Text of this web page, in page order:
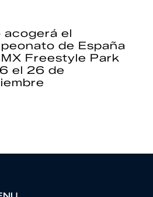
acogerá el
de España
Freestyle Park
el 26 de